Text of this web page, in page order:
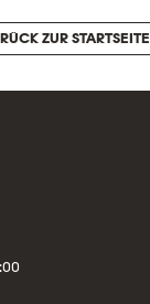
ZUR STARTSEITE